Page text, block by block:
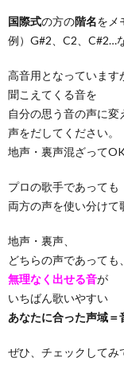
国際式の方の階名をメ
例）G#2、C2、C#2…
高音用となっています
聞こえてくる音を
自分の思う音の声に変
声をだしてください。
地声・裏声混ざってOK
プロの歌手であっても
両方の声を使い分けて
地声・裏声、
どちらの声であっても、
無理なく出せる音が
いちばん歌いやすい
あなたに合った声域＝
ぜひ、チェックしてみ